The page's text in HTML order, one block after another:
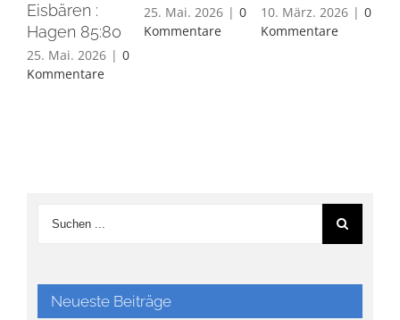
Eisbären :
Hagen 85:80
25. Mai. 2026 | 0
Kommentare
25. Mai. 2026 | 0
Kommentare
10. März. 2026 | 0
Kommentare
Neueste Beiträge